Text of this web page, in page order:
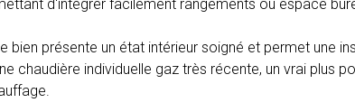
d'intégrer facilement rangements ou espace
bien présente un état intérieur soigné et permet une
chaudière individuelle gaz très récente, un vrai plus